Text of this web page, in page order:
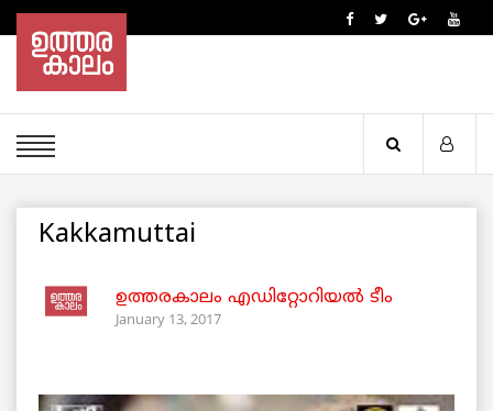
Kakkamuttai
ഉത്തരകാലം എഡിറ്റോറിയല്‍ ടീം
January 13, 2017